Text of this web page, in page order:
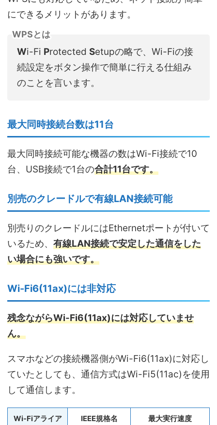
にできるメリットがあります。
WPSとは
Wi-Fi Protected Setupの略で、Wi-Fiの接
続設定をボタン操作で簡単に行える仕組み
のことを言います。
最大同時接続台数は11台
最大同時接続可能な機器の数はWi-Fi接続で10
台、USB接続で1台の合計11台です。
別売のクレードルで有線LAN接続可能
別売りのクレードルにはEthernetポートが付いて
いるため、 有線LAN接続で安定した通信をした
い場合にも強いです。
Wi-Fi6(11ax)には非対応
残念ながらWi-Fi6(11ax)には対応していませ
ん。
スマホなどの接続機器側がWi-Fi6(11ax)に対応し
ていたとしても、通信方式はWi-Fi5(11ac)を使用
して通信します。
Wi-Fiアライア IEEE規格名 最大実行速度